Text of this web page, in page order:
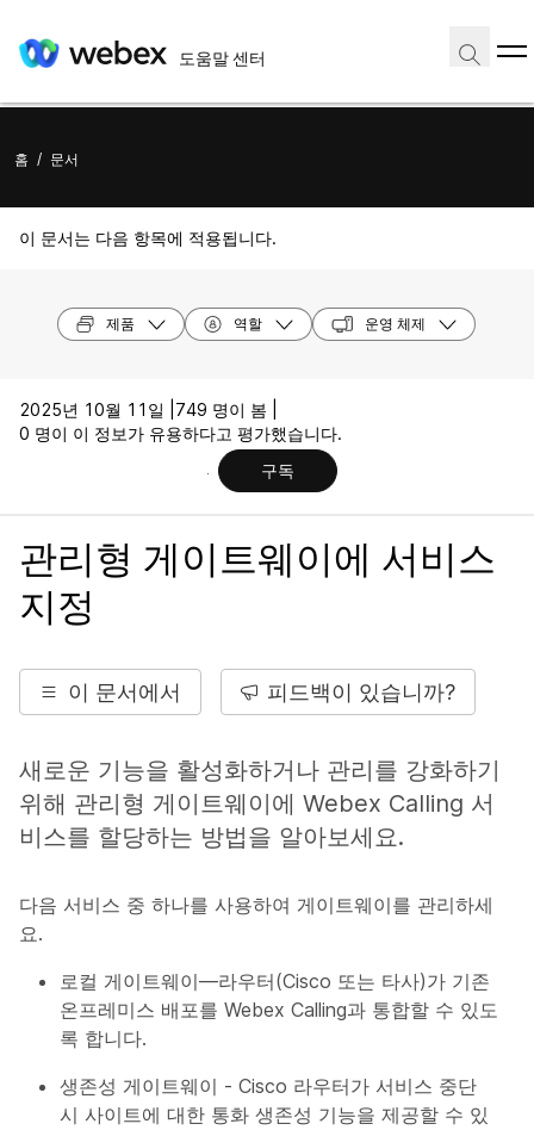
도움말 센터
홈 / 문서
이 문서는 다음 항목에 적용됩니다.
제품 역할 운영 체제
2025년 10월 11일 | 749 명이 봄 |
0 명이 이 정보가 유용하다고 평가했습니다.
구독
관리형 게이트웨이에 서비스
지정
이 문서에서 피드백이 있습니까?
새로운 기능을 활성화하거나 관리를 강화하기
위해 관리형 게이트웨이에 Webex Calling 서
비스를 할당하는 방법을 알아보세요.
다음 서비스 중 하나를 사용하여 게이트웨이를 관리하세
요.
로컬 게이트웨이—라우터(Cisco 또는 타사)가 기존
온프레미스 배포를 Webex Calling과 통합할 수 있도
록 합니다.
생존성 게이트웨이 - Cisco 라우터가 서비스 중단
시 사이트에 대한 통화 생존성 기능을 제공할 수 있